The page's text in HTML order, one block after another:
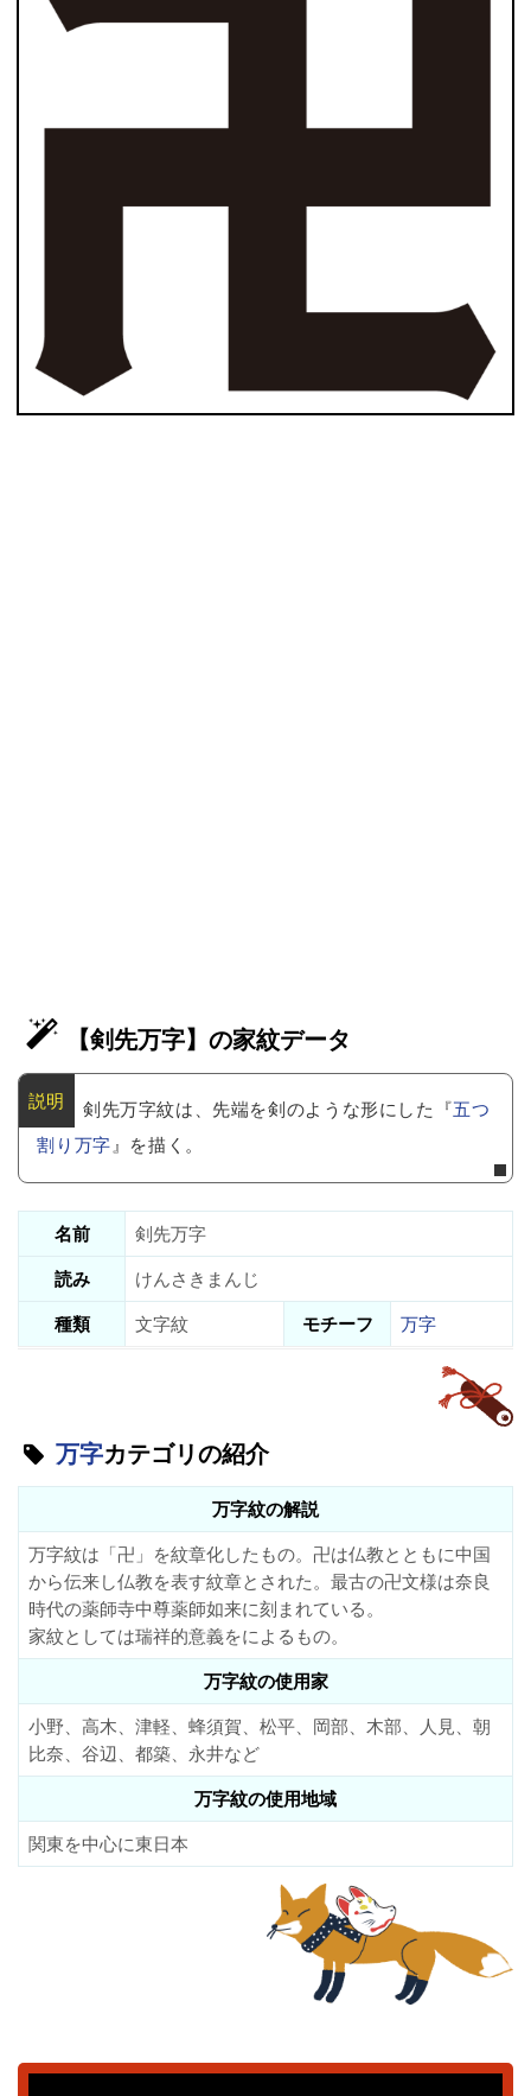
【剣先万字】の家紋データ
剣先万字紋は、先端を剣のような形にした『五つ
割り万字』を描く。
名前
剣先万字
読み
けんさきまんじ
種類
文字紋 モチーフ 万字
万字カテゴリの紹介
万字紋の解説
万字紋は「卍」を紋章化したもの。卍は仏教とともに中国
から伝来し仏教を表す紋章とされた。最古の卍文様は奈良
時代の薬師寺中尊薬師如来に刻まれている。
家紋としては瑞祥的意義をによるもの。
万字紋の使用家
小野、高木、津軽、蜂須賀、松平、岡部、木部、人見、朝
比奈、谷辺、都築、永井など
万字紋の使用地域
関東を中心に東日本